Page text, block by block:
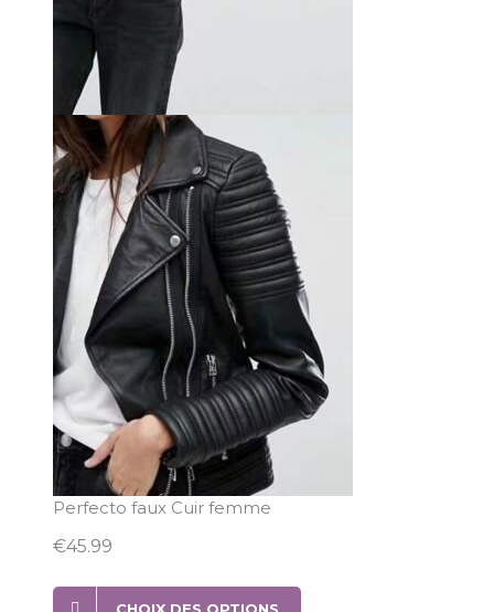
Perfecto faux Cuir femme
€45.99